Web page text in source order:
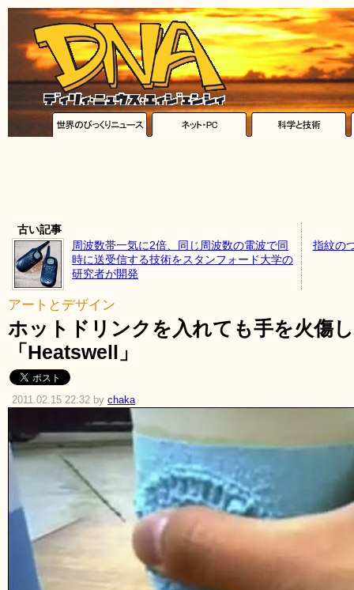
古い記事
周波数帯一気に2倍、同じ周波数の電波で同
時に送受信する技術をスタンフォード大学の
研究者が開発
指紋の
アートとデザイン
ホットドリンクを入れても手を火傷
「Heatswell」
2011.02.15 22:32 by chaka